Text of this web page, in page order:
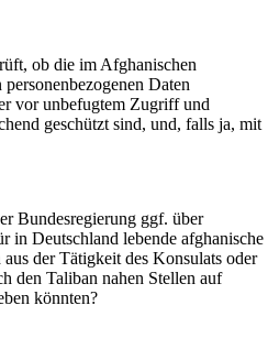
ob die im Afghanischen
Daten
vor unbefugtem Zugriff und
geschützt sind, und, falls ja, mit
Bundesregierung ggf. über
in Deutschland lebende afghanische
der Tätigkeit des Konsulats oder
den Taliban nahen Stellen auf
könnten?